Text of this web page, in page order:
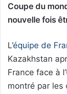
Coupe du
nouvelle fois
L’équipe de
Kazakhstan
France face à
montré par les